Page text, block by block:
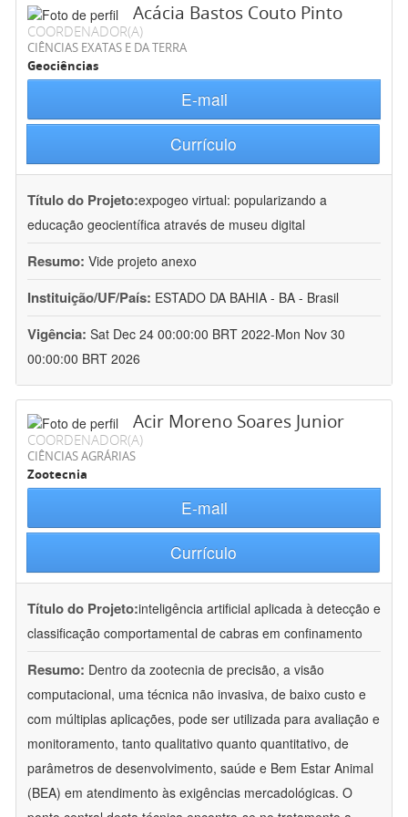
Acácia Bastos Couto Pinto
COORDENADOR(A)
CIÊNCIAS EXATAS E DA TERRA
Geociências
E-mail
Currículo
Título do Projeto:expogeo virtual: popularizando a
educação geocientífica através de museu digital
Resumo: Vide projeto anexo
Instituição/UF/País: ESTADO DA BAHIA - BA - Brasil
Vigência: Sat Dec 24 00:00:00 BRT 2022-Mon Nov 30
00:00:00 BRT 2026
Acir Moreno Soares Junior
COORDENADOR(A)
CIÊNCIAS AGRÁRIAS
Zootecnia
E-mail
Currículo
Título do Projeto:inteligência artificial aplicada à detecção e
classificação comportamental de cabras em confinamento
Resumo: Dentro da zootecnia de precisão, a visão
computacional, uma técnica não invasiva, de baixo custo e
com múltiplas aplicações, pode ser utilizada para avaliação e
monitoramento, tanto qualitativo quanto quantitativo, de
parâmetros de desenvolvimento, saúde e Bem Estar Animal
(BEA) em atendimento às exigências mercadológicas. O